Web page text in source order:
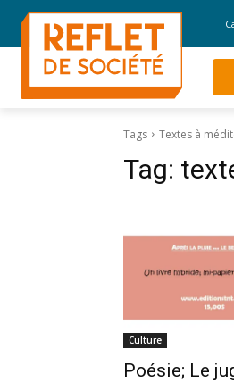
Tags Textes à
Tag:
Culture
Poésie; Le